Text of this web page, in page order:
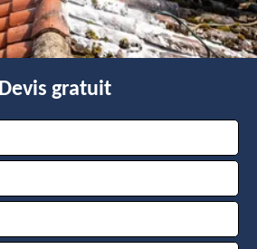
Devis gratuit